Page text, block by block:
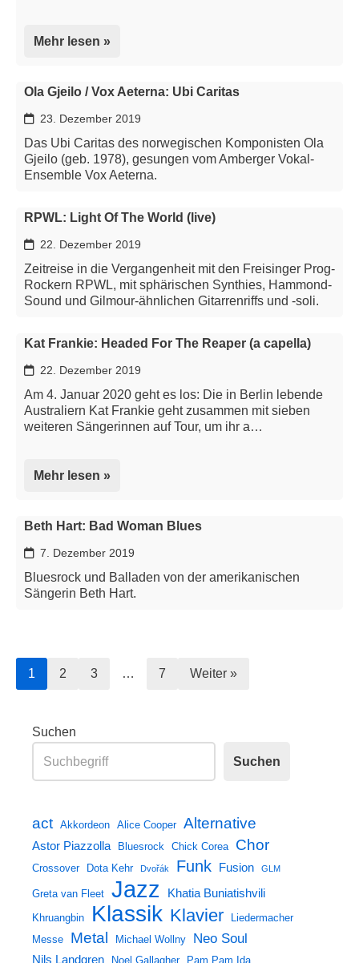
Mehr lesen »
Ola Gjeilo / Vox Aeterna: Ubi Caritas
23. Dezember 2019
Das Ubi Caritas des norwegischen Komponisten Ola
Gjeilo (geb. 1978), gesungen vom Amberger Vokal-
Ensemble Vox Aeterna.
RPWL: Light Of The World (live)
22. Dezember 2019
Zeitreise in die Vergangenheit mit den Freisinger Prog-
Rockern RPWL, mit sphärischen Synthies, Hammond-
Sound und Gilmour-ähnlichen Gitarrenriffs und -soli.
Kat Frankie: Headed For The Reaper (a capella)
22. Dezember 2019
Am 4. Januar 2020 geht es los: Die in Berlin lebende
Australiern Kat Frankie geht zusammen mit sieben
weiteren Sängerinnen auf Tour, um ihr a…
Mehr lesen »
Beth Hart: Bad Woman Blues
7. Dezember 2019
Bluesrock und Balladen von der amerikanischen
Sängerin Beth Hart.
1 2 3 … 7 Weiter »
Suchen
Suchen
act Akkordeon Alice Cooper Alternative
Astor Piazzolla Bluesrock Chick Corea Chor
Crossover Dota Kehr Dvořák Funk Fusion GLM
Greta van Fleet Jazz Khatia Buniatishvili
Khruangbin Klassik Klavier
Liedermacher
Messe
Metal Michael Wollny Neo Soul
Nils Landgren Noel Gallagher Pam Pam Ida